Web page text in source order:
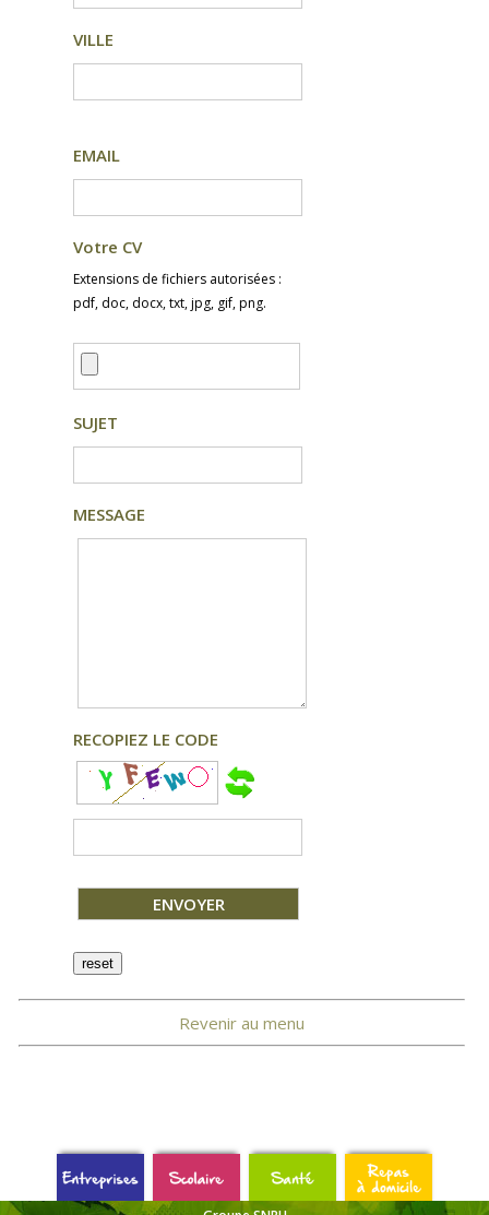
VILLE
EMAIL
Votre CV
Extensions de fichiers autorisées :
pdf, doc, docx, txt, jpg, gif, png.
SUJET
MESSAGE
RECOPIEZ LE CODE
Revenir au menu